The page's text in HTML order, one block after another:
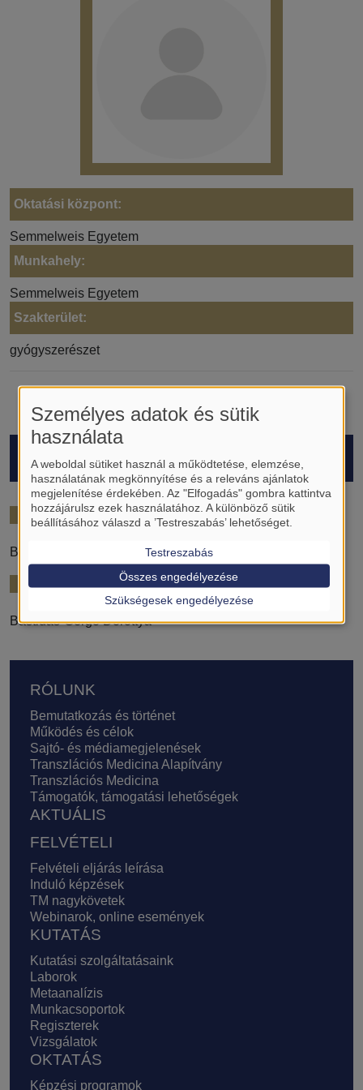
Oktatási központ:
Semmelweis Egyetem
Munkahely:
Semmelweis Egyetem
Szakterület:
gyógyszerészet
HALLGATÓK
2021/22
Bakó Eszter
2022/23
Bastidas-Gergő Dorottya
Lábléc
RÓLUNK
Bemutatkozás és történet
Működés és célok
Sajtó- és médiamegjelenések
Transzlációs Medicina Alapítvány
Transzlációs Medicina
Támogatók, támogatási lehetőségek
AKTUÁLIS
FELVÉTELI
Felvételi eljárás leírása
Induló képzések
TM nagykövetek
Webinarok, online események
KUTATÁS
Kutatási szolgáltatásaink
Laborok
Metaanalízis
Munkacsoportok
Regiszterek
Vizsgálatok
OKTATÁS
Képzési programok
Személyes adatok és sütik
használata
A weboldal sütiket használ a működtetése, elemzése,
használatának megkönnyítése és a releváns ajánlatok
megjelenítése érdekében. Az "Elfogadás" gombra kattintva
hozzájárulsz ezek használatához. A különböző sütik
beállításához válaszd a ’Testreszabás’ lehetőséget.
Testreszabás
Szükségesek engedélyezése
Összes engedélyezése